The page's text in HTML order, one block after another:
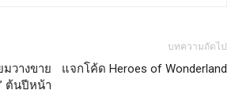
มวางขาย
ต้นปีหน้า
บทความถัดไป
แจกโค้ด Heroes of Wonderland